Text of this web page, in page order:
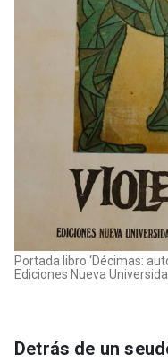
Portada libro ‘Décimas:
Ediciones Nueva
Detrás de un